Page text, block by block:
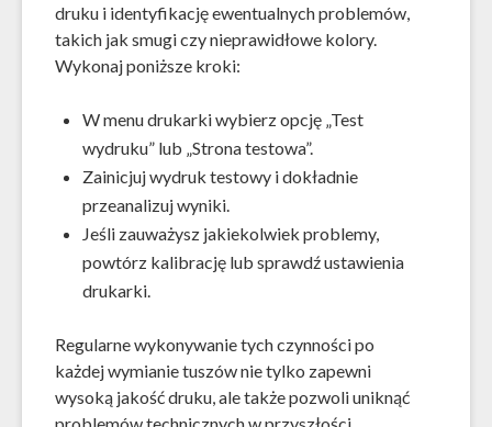
druku i identyfikację ewentualnych problemów,
takich jak smugi czy nieprawidłowe kolory.
Wykonaj poniższe kroki:
W menu drukarki wybierz opcję „Test
wydruku” lub „Strona testowa”.
Zainicjuj wydruk testowy i dokładnie
przeanalizuj wyniki.
Jeśli zauważysz jakiekolwiek problemy,
powtórz kalibrację lub sprawdź ustawienia
drukarki.
Regularne wykonywanie tych czynności po
każdej wymianie tuszów nie tylko zapewni
wysoką jakość druku, ale także pozwoli uniknąć